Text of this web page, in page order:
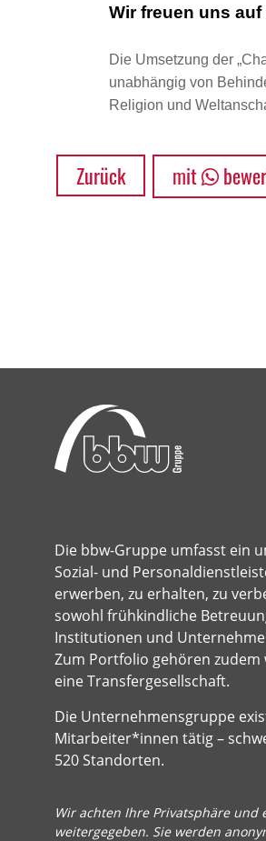
Wir freuen uns
Die Umsetzung der
unabhängig von
Religion und
Zurück mit
Die bbw-Gruppe umfasst ein
Sozial- und
erwerben, zu erhalten, zu
sowohl frühkindliche
Institutionen und
Zum Portfolio gehören
eine Transfergesellschaft.
Die Unternehmensgruppe
Mitarbeiter*innen tätig –
520 Standorten.
Wir achten Ihre Privatsphäre
weitergegeben. Sie werden